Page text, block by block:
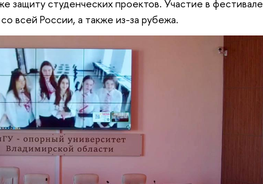
защиту студенческих проектов. Участие в фестивале
всей России, а также из-за рубежа.